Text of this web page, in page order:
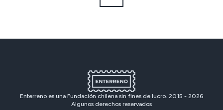
Enterreno es una Fundación chilena sin fines de lucro. 2015 - 2026
Algunos derechos reservados